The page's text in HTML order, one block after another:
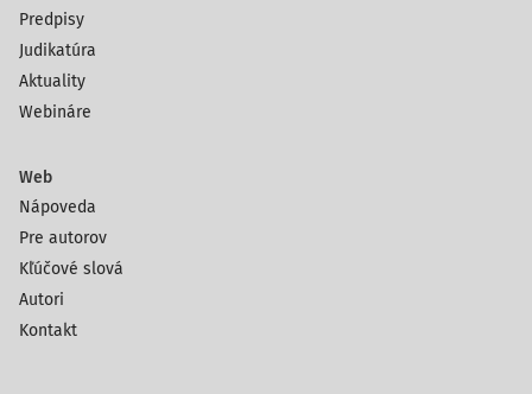
Predpisy
Judikatúra
Aktuality
Webináre
Web
Nápoveda
Pre autorov
Kľúčové slová
Autori
Kontakt